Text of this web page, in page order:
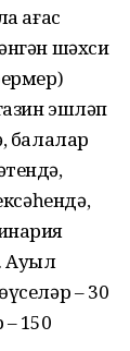
ағас
шәхси
эшләп
балалар
Ауыл
– 30
150